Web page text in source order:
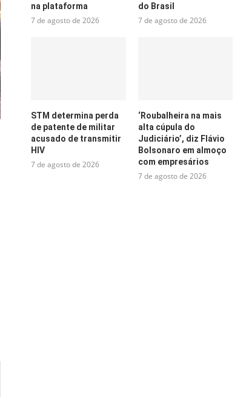
na plataforma
7 de agosto de 2026
do Brasil
7 de agosto de 2026
STM determina perda
de patente de militar
acusado de transmitir
HIV
7 de agosto de 2026
‘Roubalheira na mais
alta cúpula do
Judiciário’, diz Flávio
Bolsonaro em almoço
com empresários
7 de agosto de 2026